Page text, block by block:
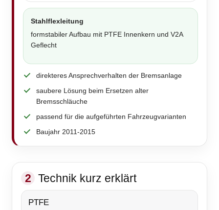
Stahlflexleitung
formstabiler Aufbau mit PTFE Innenkern und V2A
Geflecht
direkteres Ansprechverhalten der Bremsanlage
saubere Lösung beim Ersetzen alter
Bremsschläuche
passend für die aufgeführten Fahrzeugvarianten
Baujahr 2011-2015
2 Technik kurz erklärt
PTFE